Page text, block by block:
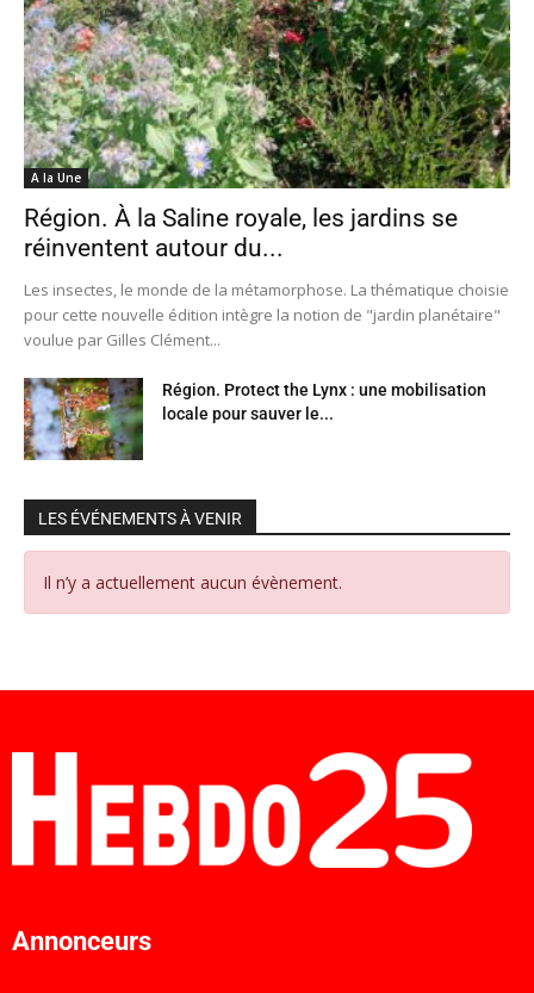
A la Une
Région. À la Saline royale, les jardins se
réinventent autour du...
Les insectes, le monde de la métamorphose. La thématique choisie
pour cette nouvelle édition intègre la notion de "jardin planétaire"
voulue par Gilles Clément...
Région. Protect the Lynx : une mobilisation
locale pour sauver le...
LES ÉVÉNEMENTS À VENIR
Il n’y a actuellement aucun évènement.
Annonceurs